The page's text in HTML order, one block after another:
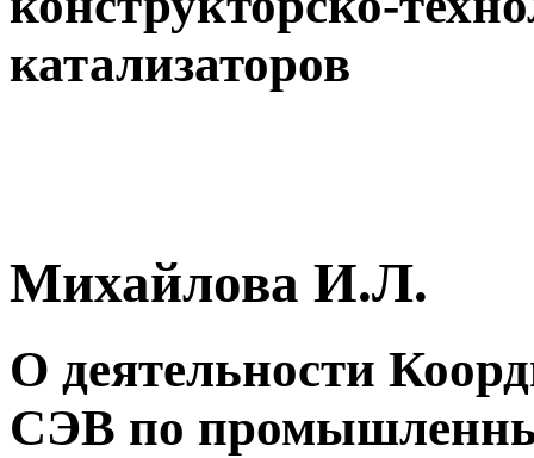
катализаторов
Михайлова И.Л.
О деятельности
СЭВ по